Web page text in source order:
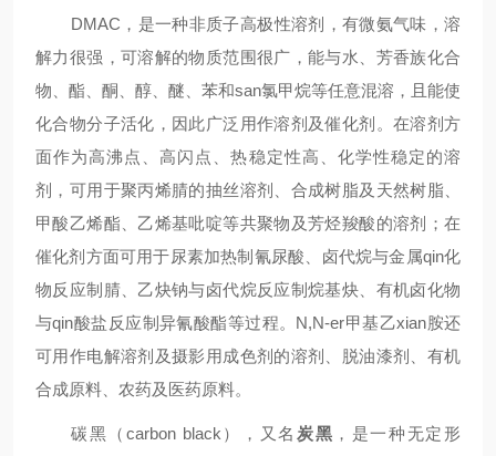
DMAC ，是一种非质子高极性溶剂，有微氨气味，溶
解力很强，可溶解的物质范围很广，能与水、芳香族化合
物、酯、酮、醇、醚、苯和san氯甲烷等任意混溶，且能使
化合物分子活化，因此广泛用作溶剂及催化剂。在溶剂方
面作为高沸点、高闪点、热稳定性高、化学性稳定的溶
剂，可用于聚丙烯腈的抽丝溶剂、合成树脂及天然树脂、
甲酸乙烯酯、乙烯基吡啶等共聚物及芳烃羧酸的溶剂；在
催化剂方面可用于尿素加热制氰尿酸、卤代烷与金属qin化
物反应制腈、乙炔钠与卤代烷反应制烷基炔、有机卤化物
与qin酸盐反应制异氰酸酯等过程。 N,N-er甲基乙xian胺还
可用作电解溶剂及摄影用成色剂的溶剂、脱油漆剂、有机
合成原料、农药及医药原料。
碳黑（ carbon black ），又名 炭黑 ，是一种无定形